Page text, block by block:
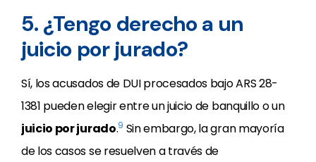
5. ¿Tengo derecho a un
juicio por jurado?
Sí, los acusadosde DUI procesados bajo ARS 28-
1381 pueden elegir entre un juicio de banquillo o un
juicio por jurado.9 Sin embargo, la gran mayoría
de los casos se resuelven a través de